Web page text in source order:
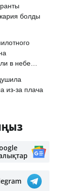
жария болды
в небе
из-за плача